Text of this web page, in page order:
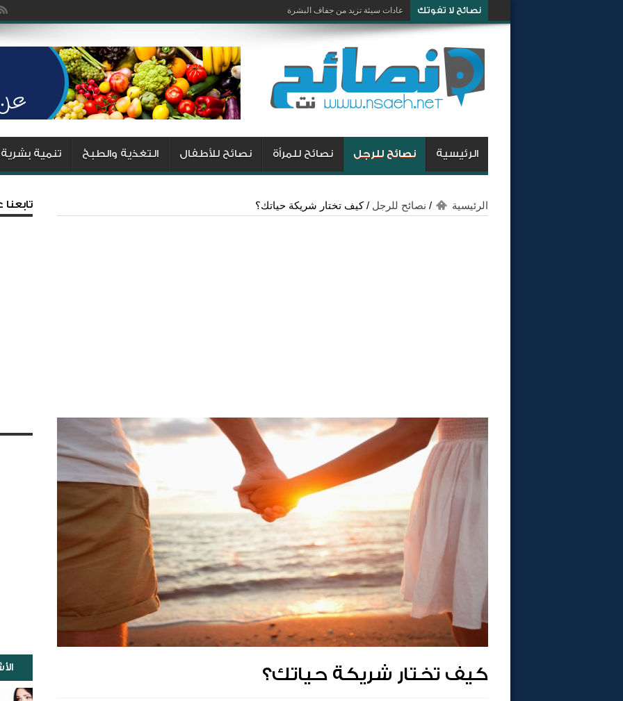
نصائح لا تفوتك عادات سيئة تزيد من جفاف البشرة
كيف تكون شخص صاحب كاريزما
الرئيسية نصائح للرجل نصائح للمرأة نصائح للأطفال التغذية والطبخ تنمية بشرية
الرئيسية / نصائح للرجل /كيف تختار شريكة حياتك؟
كيف تختار شريكة حياتك؟